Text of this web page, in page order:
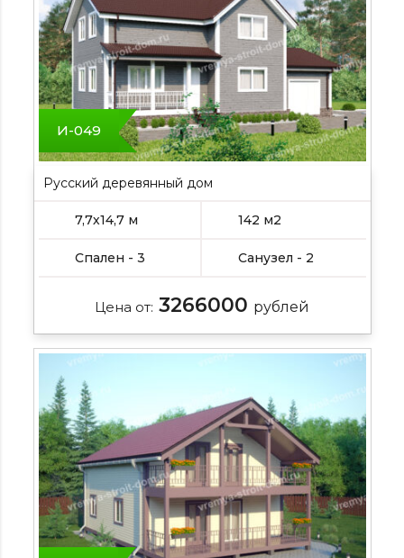
И-049
Русский деревянный дом
7,7х14,7 м 142 м2
Спален - 3 Санузел - 2
Цена от: 3266000 рублей